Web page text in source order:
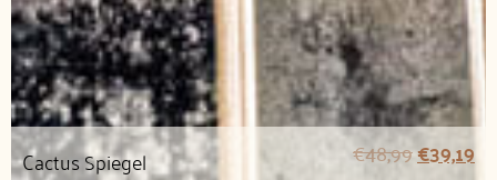
Cactus Spiegel €48,99€39,19